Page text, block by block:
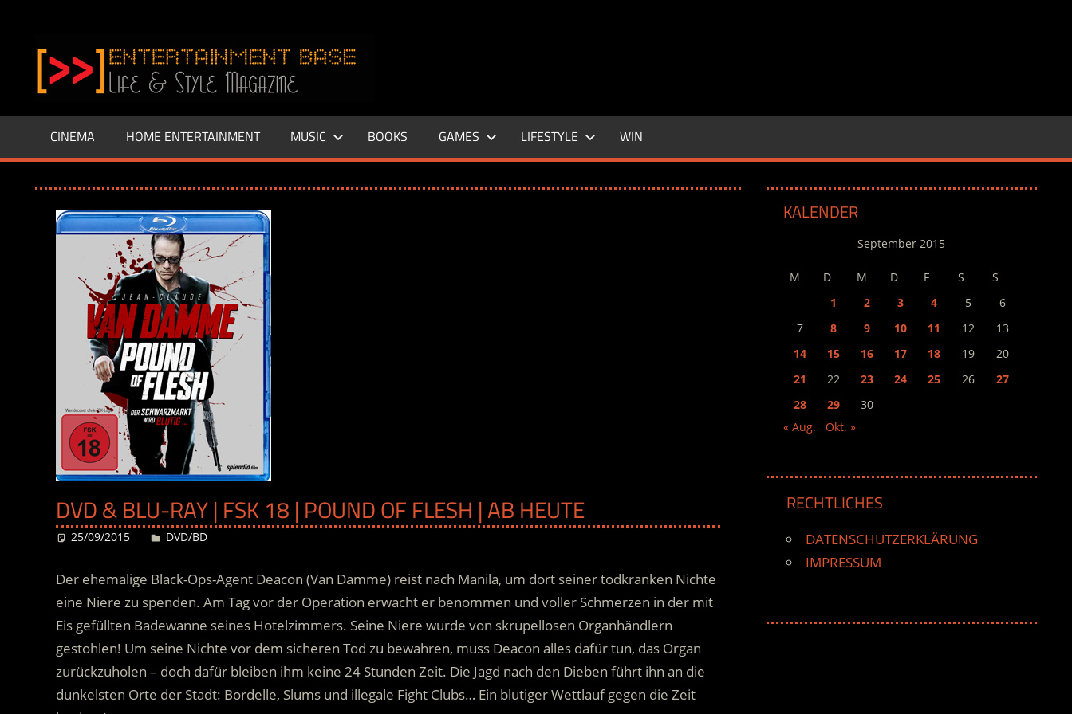
springen
–
LIFE
Base.de
CINEMA HOME ENTERTAINMENT MUSIC BOOKS GAMES LIFESTYLE WIN
DVD & BLU-RAY | FSK 18 | POUND OF FLESH | AB HEUTE
25/09/2015 Desiree
DVD/BD
Der ehemalige Black-Ops-Agent Deacon (Van Damme) reist nach Manila, um dort seiner todkranken Nichte
eine Niere zu spenden. Am Tag vor der Operation erwacht er benommen und voller Schmerzen in der mit
Eis gefüllten Badewanne seines Hotelzimmers. Seine Niere wurde von skrupellosen Organhändlern
gestohlen! Um seine Nichte vor dem sicheren Tod zu bewahren, muss Deacon alles dafür tun, das Organ
zurückzuholen – doch dafür bleiben ihm keine 24 Stunden Zeit. Die Jagd nach den Dieben führt ihn an die
dunkelsten Orte der Stadt: Bordelle, Slums und illegale Fight Clubs… Ein blutiger Wettlauf gegen die Zeit
KALENDER
September 2015
M D M D F S
S
1
2 3 4 5
6
7
8 9 10 11 12
13
14
15 16 17 18 19
20
21
22 23 24 25 26
27
28
29
30
« Aug.
Okt. »
RECHTLICHES
DATENSCHUTZERKLÄRUNG
IMPRESSUM